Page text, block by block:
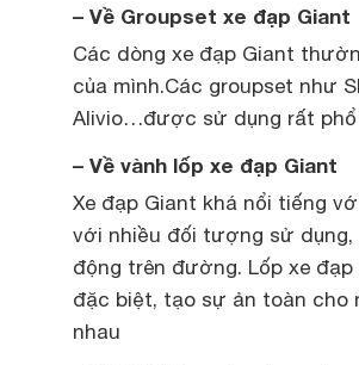
– Về Groupset xe đạp Giant
Các dòng xe đạp Giant
của mình.Các groupset như
Alivio…được sử dụng rất
– Về vành lốp xe đạp Giant
Xe đạp Giant khá nổi tiếng
với nhiều đối tượng sử
động trên đường. Lốp xe
đặc biệt, tạo sự ản toàn cho
nhau